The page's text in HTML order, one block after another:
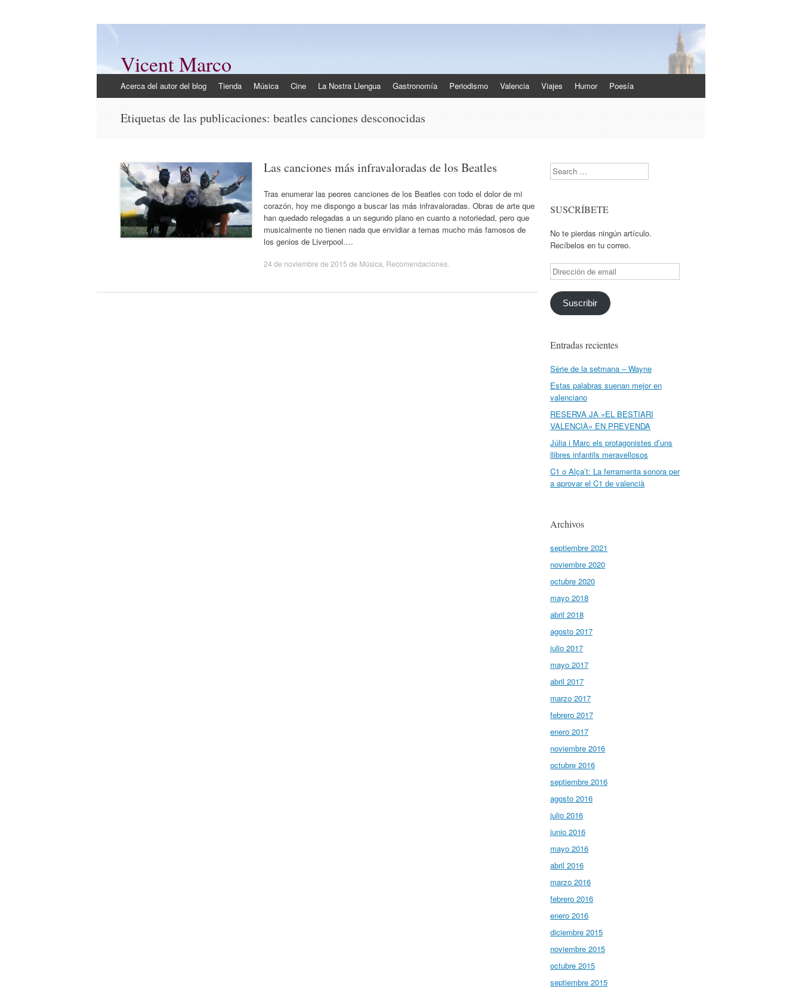
Vicent Marco
al
Acerca del autor del blog Tienda Música Cine La Nostra Llengua Gastronomía Periodismo Valencia Viajes Humor Poesía
Etiquetas de las publicaciones: beatles canciones desconocidas
Las canciones más infravaloradas de los Beatles
Tras enumerar las peores canciones de los Beatles con todo el dolor de mi
corazón, hoy me dispongo a buscar las más infravaloradas. Obras de arte que
han quedado relegadas a un segundo plano en cuanto a notoriedad, pero que
musicalmente no tienen nada que envidiar a temas mucho más famosos de
los genios de Liverpool.…
24 de noviembre de 2015 de Música Recomendaciones
Search
SUSCRÍBETE
No te pierdas ningún artículo.
Recíbelos en tu correo.
Dirección
de
email
Suscribir
Entradas recientes
Sèrie de la setmana – Wayne
Estas palabras suenan mejor en
valenciano
RESERVA JA «EL BESTIARI
VALENCIÀ» EN PREVENDA
Júlia i Marc els protagonistes d’uns
llibres infantils meravellosos
C1 o Alça’t: La ferramenta sonora per
a aprovar el C1 de valencià
Archivos
septiembre 2021
noviembre 2020
octubre 2020
mayo 2018
abril 2018
agosto 2017
julio 2017
mayo 2017
abril 2017
marzo 2017
febrero 2017
enero 2017
noviembre 2016
octubre 2016
septiembre 2016
agosto 2016
julio 2016
junio 2016
mayo 2016
abril 2016
marzo 2016
febrero 2016
enero 2016
diciembre 2015
noviembre 2015
octubre 2015
septiembre 2015